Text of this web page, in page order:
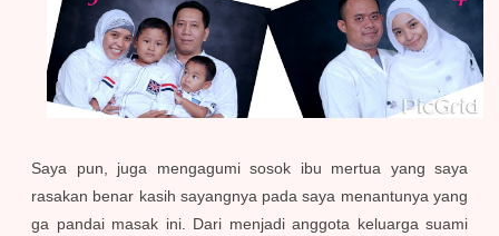
Saya pun, juga mengagumi sosok ibu mertua yang saya
rasakan benar kasih sayangnya pada saya menantunya yang
ga pandai masak ini. Dari menjadi anggota keluarga suami